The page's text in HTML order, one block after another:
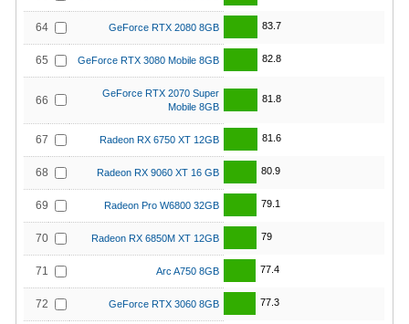
64 GeForce RTX 2080 8GB 83.7
65 GeForce RTX 3080 Mobile 8GB 82.8
66
GeForce RTX 2070 Super
Mobile 8GB
81.8
67 Radeon RX 6750 XT 12GB 81.6
68 Radeon RX 9060 XT 16 GB 80.9
69 Radeon Pro W6800 32GB 79.1
70 Radeon RX 6850M XT 12GB 79
71 Arc A750 8GB 77.4
72 GeForce RTX 3060 8GB 77.3